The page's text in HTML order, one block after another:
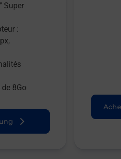
Super
:
8Go